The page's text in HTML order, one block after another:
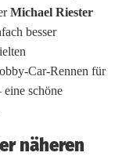
Michael Riester
besser
Car-Rennen für
eine schöne
näheren